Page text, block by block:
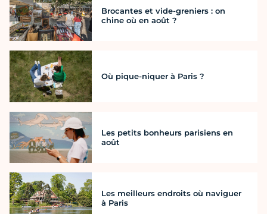
Brocantes et vide-greniers : on
chine où en août ?
Où pique-niquer à Paris ?
Les petits bonheurs parisiens en
août
Les meilleurs endroits où naviguer
à Paris